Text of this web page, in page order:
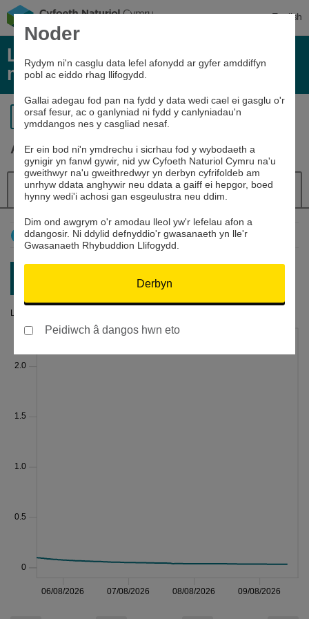
English
Lefelau afonydd, glawiad, a data
môr
Yn ôl i’r chwiliad
Afon Colwyn yn Hafod Wydr
Manylion Lefel yr afon Llywiwr
Sut mae defnyddio'r graff hwn
Lefel yr afon (m)
Noder
Rydym ni'n casglu data lefel afonydd ar gyfer amddiffyn
pobl ac eiddo rhag llifogydd.
Gallai adegau fod pan na fydd y data wedi cael ei gasglu o'r
orsaf fesur, ac o ganlyniad ni fydd y canlyniadau'n
ymddangos nes y casgliad nesaf.
Er ein bod ni'n ymdrechu i sicrhau fod y wybodaeth a
gynigir yn fanwl gywir, nid yw Cyfoeth Naturiol Cymru na'u
gweithwyr na'u gweithredwyr yn derbyn cyfrifoldeb am
unrhyw ddata anghywir neu ddata a gaiff ei hepgor, boed
hynny wedi'i achosi gan esgeulustra neu ddim.
Dim ond awgrym o'r amodau lleol yw'r lefelau afon a
ddangosir. Ni ddylid defnyddio'r gwasanaeth yn lle'r
Gwasanaeth Rhybuddion Llifogydd.
Derbyn
Peidiwch â dangos hwn eto